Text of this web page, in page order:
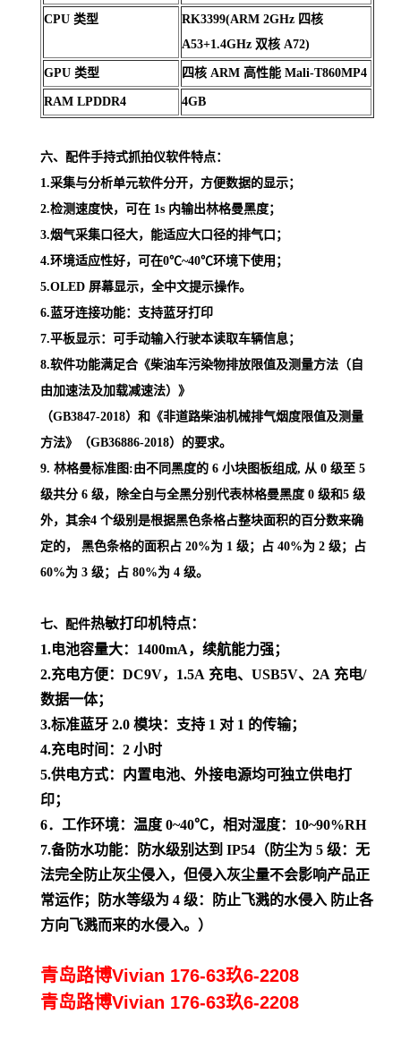
CPU 类型
RK3399(ARM 2GHz 四核
A53+1.4GHz 双核 A72)
GPU 类型 四核 ARM 高性能 Mali-T860MP4
RAM LPDDR4 4GB
六、配件手持式抓拍仪软件特点：
1.采集与分析单元软件分开，方便数据的显示；
2.检测速度快，可在 1s 内输出林格曼黑度；
3.烟气采集口径大，能适应大口径的排气口；
4.环境适应性好，可在0℃~40℃环境下使用；
5.OLED 屏幕显示，全中文提示操作。
6.蓝牙连接功能：支持蓝牙打印
7.平板显示：可手动输入行驶本读取车辆信息；
8.软件功能满足合《柴油车污染物排放限值及测量方法（自
由加速法及加载减速法）》
（GB3847-2018）和《非道路柴油机械排气烟度限值及测量
方法》（GB36886-2018）的要求。
9. 林格曼标准图:由不同黑度的 6 小块图板组成, 从 0 级至 5
级共分 6 级，除全白与全黑分别代表林格曼黑度 0 级和5 级
外，其余4 个级别是根据黑色条格占整块面积的百分数来确
定的， 黑色条格的面积占 20%为 1 级；占 40%为 2 级；占
60%为 3 级；占 80%为 4 级。
七、配件热敏打印机特点：
1.电池容量大： 1400mA，续航能力强；
2.充电方便： DC9V， 1.5A 充电、 USB5V、 2A 充电/
数据一体；
3.标准蓝牙 2.0 模块：支持 1 对 1 的传输；
4.充电时间： 2 小时
5.供电方式：内置电池、外接电源均可独立供电打
印；
6．工作环境：温度 0~40℃，相对湿度： 10~90%RH
7.备防水功能：防水级别达到 IP54 （防尘为 5 级：无
法完全防止灰尘侵入，但侵入灰尘量不会影响产品正
常运作；防水等级为 4 级：防止飞溅的水侵入 防止各
方向飞溅而来的水侵入。）
青岛路博Vivian 176-63玖6-2208
青岛路博Vivian 176-63玖6-2208